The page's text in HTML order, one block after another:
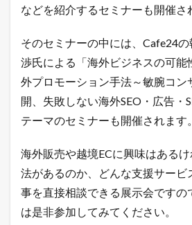
4
出
展
1.1
海
外
ビ
ジ
E
X
P
O
2
0
などを紹介するセミナーも開催さ
そのセミナーの中には、Cafe24
渉氏による「海外ビジネスの可能
外プロモーション手法～敏腕コン
開、失敗しない海外SEO・広告・
テーマのセミナーも開催されます。
海外販売や越境ECに興味はある
法があるのか、どんな支援サービ
事を直接相談できる展示会ですの
は是非参加してみてください。